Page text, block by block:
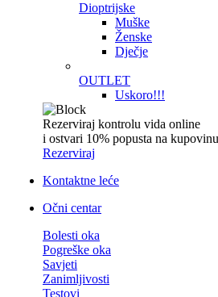
Dioptrijske
Muške
Ženske
Dječje
OUTLET
Uskoro!!!
Rezerviraj kontrolu vida online
i ostvari 10% popusta na kupovinu
Rezerviraj
Kontaktne leće
Očni centar
Bolesti oka
Pogreške oka
Savjeti
Zanimljivosti
Testovi